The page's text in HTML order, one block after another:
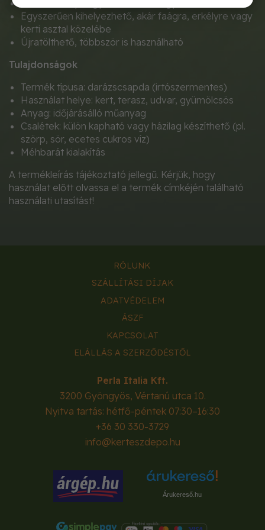
Egyszerűen kihelyezhető, akár faágra, erkélyre vagy
kerti asztal közelébe
Újratölthető, többször is használható
Tulajdonságok
Termék típusa: darázscsapda (irtószermentes)
Használat helye: kert, terasz, udvar, gyümölcsös
Anyag: időjárásálló műanyag
Csalétek: külön kapható vagy házilag készíthető (pl.
szörp, sör, ecetes cukros víz)
Méhbarát kialakítás
A termékleírás tájékoztató jellegű. Kérjük, hogy
használat előtt olvassa el a termék címkéjén található
használati utasítást!
RÓLUNK
SZÁLLÍTÁSI DÍJAK
ADATVÉDELEM
ÁSZF
KAPCSOLAT
ELÁLLÁS A SZERZŐDÉSTŐL
Perla Italia Kft.
3200 Gyöngyös, Vértanú utca 10.
Nyitva tartás: hétfő-péntek 07:30–16:30
+36 30 330-3729
info@kerteszdepo.hu
Árukereső.hu